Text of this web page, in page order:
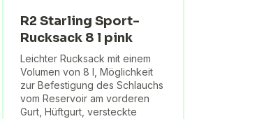
R2 Starling Sport-
Rucksack 8 l pink
Leichter Rucksack mit einem
Volumen von 8 l, Möglichkeit
zur Befestigung des Schlauchs
vom Reservoir am vorderen
Gurt, Hüftgurt, versteckte